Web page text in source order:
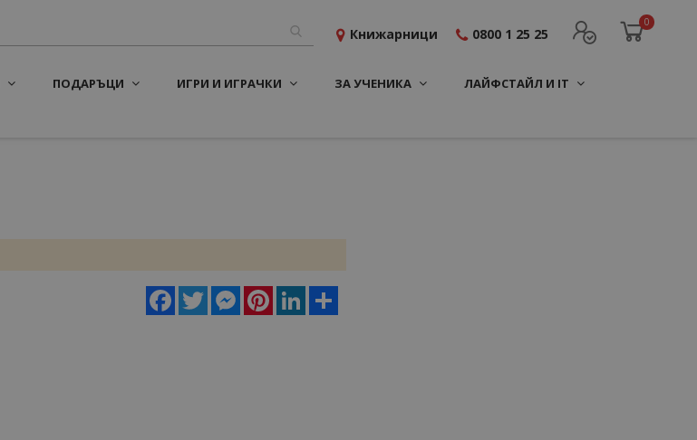
0
Книжарници 0800 1 25 25
ПОДАРЪЦИ ИГРИ И ИГРАЧКИ ЗА УЧЕНИКА ЛАЙФСТАЙЛ И IT
Facebook
Twitter MessengerPinterestLinkedIn